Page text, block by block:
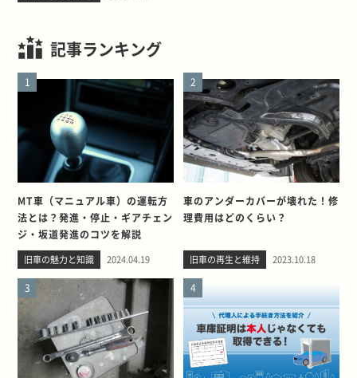
記事ランキング
1
MT車（マニュアル車）の運転方
法とは？発進・停止・ギアチェン
ジ・坂道発進のコツを解説
旧車の魅力と知識 2024.04.19
2
車のアンダーカバーが壊れた！修
理費用はどのくらい？
旧車の再生と維持 2023.10.18
3 4